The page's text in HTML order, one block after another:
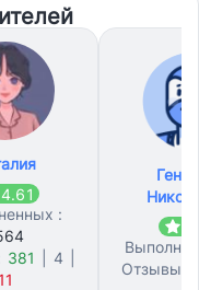
4.61
:
381 4
11
Отзывы: